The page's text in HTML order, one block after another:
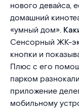
нового девайса,
домашний
«умный дом».
Сенсорный ЖК-
кнопки и
Плюс с его
парком
приложение
мобильному